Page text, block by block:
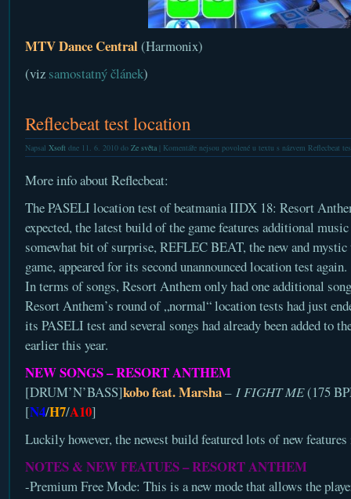
MTV Dance Central(Harmonix)
(viz samostatný článek)
Reflecbeat test location
Napsal Xsoftdne 11. 6. 2010 do Ze světa| Komentáře nejsou povolenéu textu s názvem Reflecbeat
More info about Reflecbeat:
The PASELI location test of beatmania IIDX 18: Resort
expected, the latest build of the game features additional
somewhat bit of surprise, REFLEC BEAT, the new and
game, appeared for its second unannounced location test again.
In terms of songs, Resort Anthem only had one additional
Resort Anthem’s round of „normal“ location tests had just
its PASELI test and several songs had already been added to
earlier this year.
NEW SONGS – RESORT ANTHEM
[DRUM’N’BASS]kobo feat. Marsha– I FIGHT ME(175
[N4/H7/A10]
Luckily however, the newest build featured lots of new
NOTES & NEW FEATUES – RESORT ANTHEM
-Premium Free Mode: This is a new mode that allows the